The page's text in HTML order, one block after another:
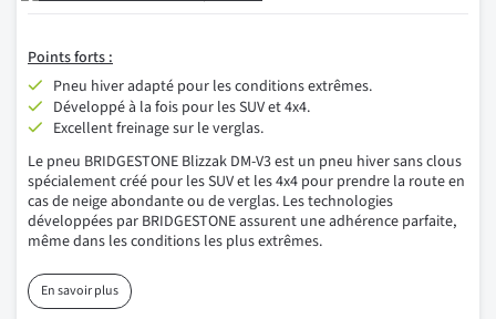
Points forts :
Pneu hiver adapté pour les conditions extrêmes.
Développé à la fois pour les SUV et 4x4.
Excellent freinage sur le verglas.
Le pneu BRIDGESTONE Blizzak DM-V3 est un pneu hiver sans clous
spécialement créé pour les SUV et les 4x4 pour prendre la route en
cas de neige abondante ou de verglas. Les technologies
développées par BRIDGESTONE assurent une adhérence parfaite,
même dans les conditions les plus extrêmes.
En savoir plus